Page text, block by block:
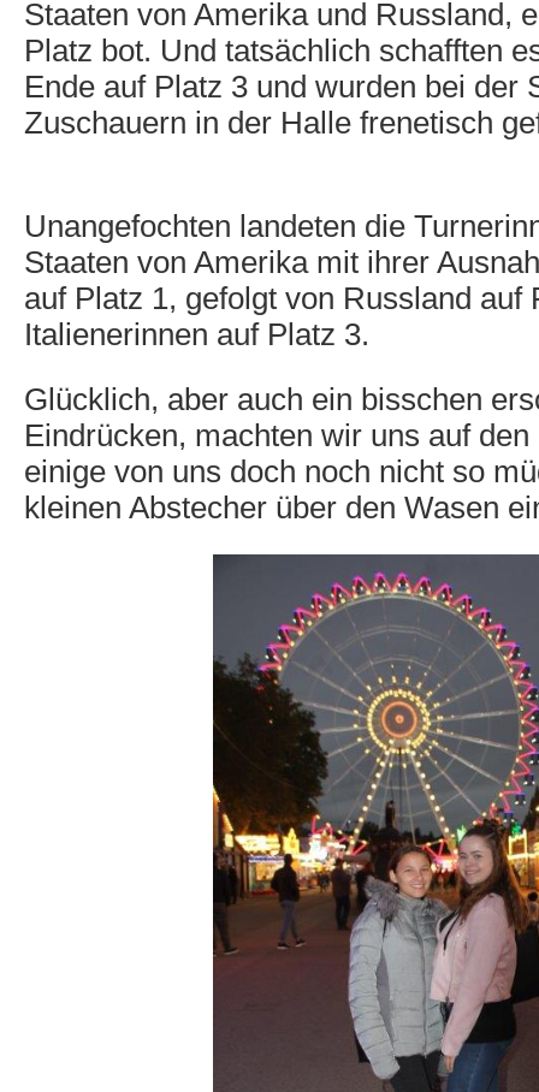
Staaten von Amerika und Russland,
Platz bot. Und tatsächlich schafften
Ende auf Platz 3 und wurden bei der
Zuschauern in der Halle frenetisch
Unangefochten landeten die
Staaten von Amerika mit ihrer
auf Platz 1, gefolgt von Russland auf
Italienerinnen auf Platz 3.
Glücklich, aber auch ein bisschen
Eindrücken, machten wir uns auf
einige von uns doch noch nicht so
kleinen Abstecher über den Wasen